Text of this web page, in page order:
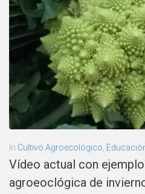
In Cultivo Agroecológico
Vídeo actual con
agroeoclógica de